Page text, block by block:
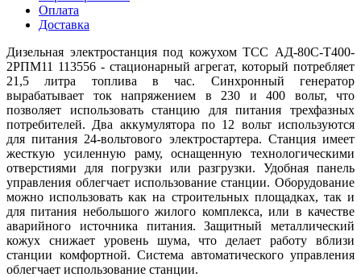
Оплата
Доставка
Дизельная электростанция под кожухом ТСС АД-80С-Т400-
2РПМ11 113556 - стационарный агрегат, который потребляет
21,5 литра топлива в час. Синхронный генератор
вырабатывает ток напряжением в 230 и 400 вольт, что
позволяет использовать станцию для питания трехфазных
потребителей. Два аккумулятора по 12 вольт используются
для питания 24-вольтового электростартера. Станция имеет
жесткую усиленную раму, оснащенную технологическими
отверстиями для погрузки или разгрузки. Удобная панель
управления облегчает использование станции. Оборудование
можно использовать как на строительных площадках, так и
для питания небольшого жилого комплекса, или в качестве
аварийного источника питания. Защитный металлический
кожух снижает уровень шума, что делает работу вблизи
станции комфортной. Система автоматического управления
облегчает использование станции.